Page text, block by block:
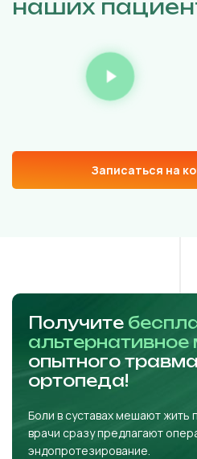
наших
Записаться на
Получите
альтернативное
опытного
ортопеда!
Боли в суставах мешают
врачи сразу предлагают
эндопротезирование.